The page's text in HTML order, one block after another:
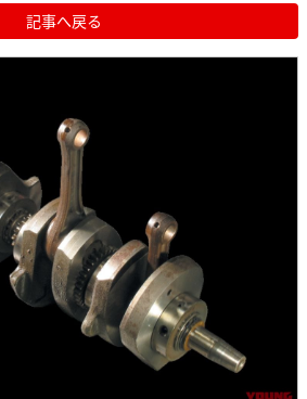
記事へ戻る